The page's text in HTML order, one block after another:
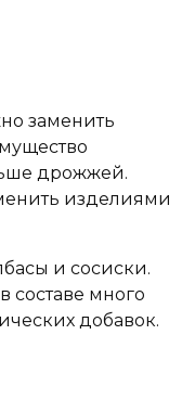
заменить
дрожжей.
изделиями
и сосиски.
составе много
добавок.